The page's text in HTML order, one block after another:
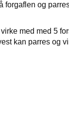
forgaflen og
med med 5
kan parres og